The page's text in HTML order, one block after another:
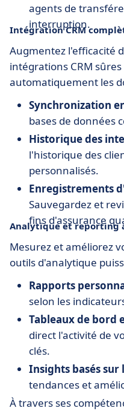
agents de
interruption.
Intégration CRM
Augmentez l'efficacité
intégrations CRM
automatiquement les
Synchronization
bases de données
Historique des
l'historique des
personnalisés.
Enregistrements
Sauvegardez et
fins d'assurance
Analytique et reporting
Mesurez et améliorez
outils d'analytique
Rapports
selon les
Tableaux de bord
direct l'activité de
clés.
Insights basés sur
tendances et
À travers ses